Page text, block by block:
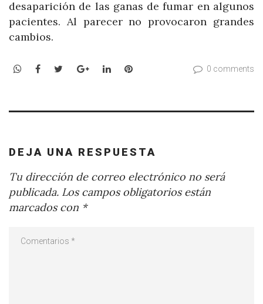
desaparición de las ganas de fumar en algunos
pacientes. Al parecer no provocaron grandes
cambios.
WhatsApp
Facebook
TwitterGoogle+LinkedInPinterest 0 comments
DEJA UNA RESPUESTA
Tu dirección de correo electrónico no será
publicada. Los campos obligatorios están
marcados con *